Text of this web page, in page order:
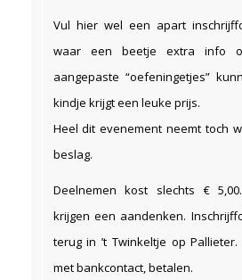
Vul hier wel een apart
waar een beetje extra info
aangepaste “oefeningetjes”
kindje krijgt een leuke prijs.
Heel dit evenement neemt toch
beslag.
Deelnemen kost slechts €
krijgen een aandenken.
terug in ’t Twinkeltje op
met bankcontact, betalen.